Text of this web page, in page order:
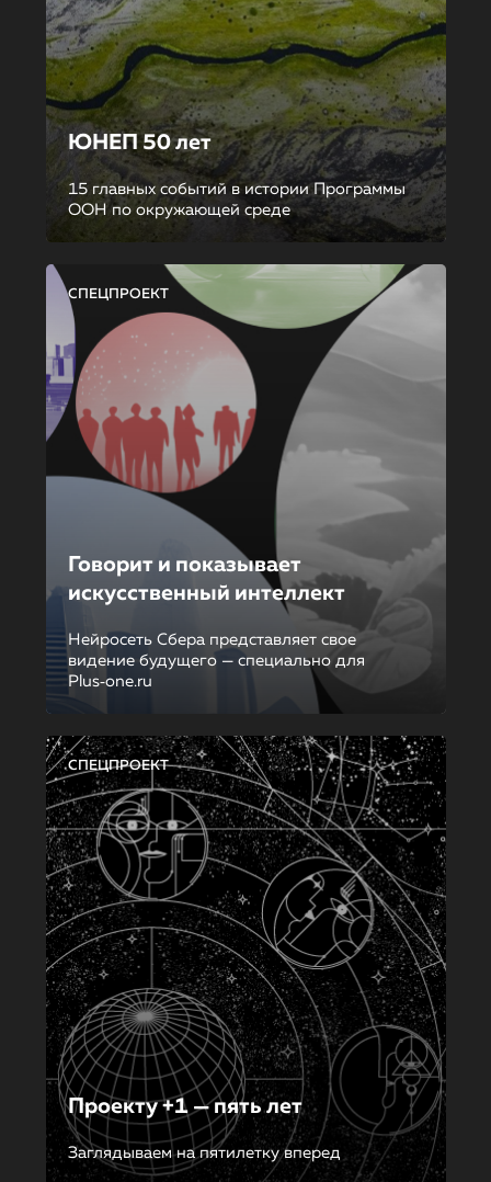
ЮНЕП 50 лет
15 главных событий в истории Программы
ООН по окружающей среде
СПЕЦПРОЕКТ
Говорит и показывает
искусственный интеллект
Нейросеть Сбера представляет свое
видение будущего — специально для
Plus‑one.ru
СПЕЦПРОЕКТ
Проекту +1 — пять лет
Заглядываем на пятилетку вперед